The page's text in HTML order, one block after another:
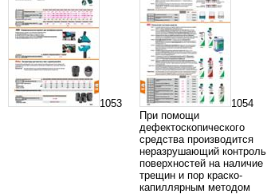
1053
1054
При помощи
дефектоскопического
средства производится
неразрушающий контроль
поверхностей на наличие
трещин и пор краско-
капиллярным методом